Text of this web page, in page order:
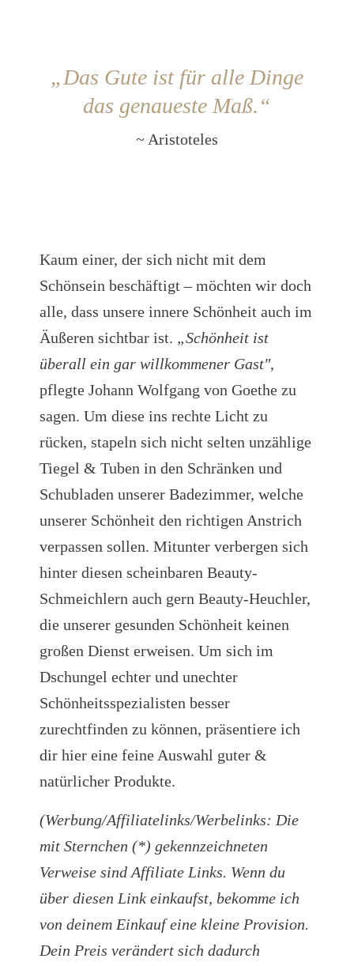
„Das Gute ist für alle Dinge
das genaueste Maß.“
~ Aristoteles
Kaum einer, der sich nicht mit dem
Schönsein beschäftigt – möchten wir doch
alle, dass unsere innere Schönheit auch im
Äußeren sichtbar ist. „Schönheit ist
überall ein gar willkommener Gast",
pflegte Johann Wolfgang von Goethe zu
sagen. Um diese ins rechte Licht zu
rücken, stapeln sich nicht selten unzählige
Tiegel & Tuben in den Schränken und
Schubladen unserer Badezimmer, welche
unserer Schönheit den richtigen Anstrich
verpassen sollen. Mitunter verbergen sich
hinter diesen scheinbaren Beauty-
Schmeichlern auch gern Beauty-Heuchler,
die unserer gesunden Schönheit keinen
großen Dienst erweisen. Um sich im
Dschungel echter und unechter
Schönheitsspezialisten besser
zurechtfinden zu können, präsentiere ich
dir hier eine feine Auswahl guter &
natürlicher Produkte.
(Werbung/Affiliatelinks/Werbelinks: Die
mit Sternchen (*) gekennzeichneten
Verweise sind Affiliate Links. Wenn du
über diesen Link einkaufst, bekomme ich
von deinem Einkauf eine kleine Provision.
Dein Preis verändert sich dadurch